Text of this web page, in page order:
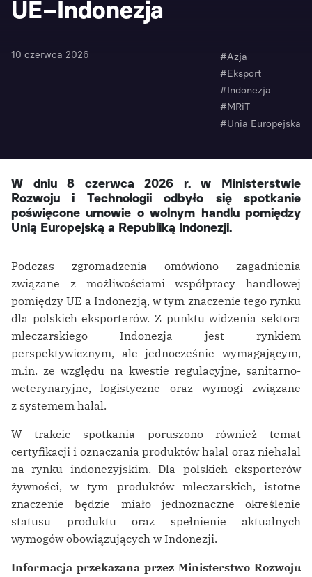
UE–Indonezja
10 czerwca 2026
#Azja
#Eksport
#Indonezja
#MRiT
#Unia Europejska
W
dniu 8 czerwca 2026 r. w Ministerstwie
Rozwoju i Technologii odbyło się spotkanie
poświęcone umowie o wolnym handlu pomiędzy
Unią Europejską a Republiką Indonezji.
Podczas zgromadzenia omówiono zagadnienia
związane z możliwościami współpracy handlowej
pomiędzy UE a Indonezją, w tym znaczenie tego rynku
dla polskich eksporterów. Z punktu widzenia sektora
mleczarskiego Indonezja jest rynkiem
perspektywicznym, ale jednocześnie wymagającym,
m.in. ze względu na kwestie regulacyjne, sanitarno-
weterynaryjne, logistyczne oraz wymogi związane
z systemem halal.
W trakcie spotkania poruszono również temat
certyfikacji i oznaczania produktów halal oraz niehalal
na rynku indonezyjskim. Dla polskich eksporterów
żywności, w tym produktów mleczarskich, istotne
znaczenie będzie miało jednoznaczne określenie
statusu produktu oraz spełnienie aktualnych
wymogów obowiązujących w Indonezji.
Informacja przekazana przez Ministerstwo Rozwoju